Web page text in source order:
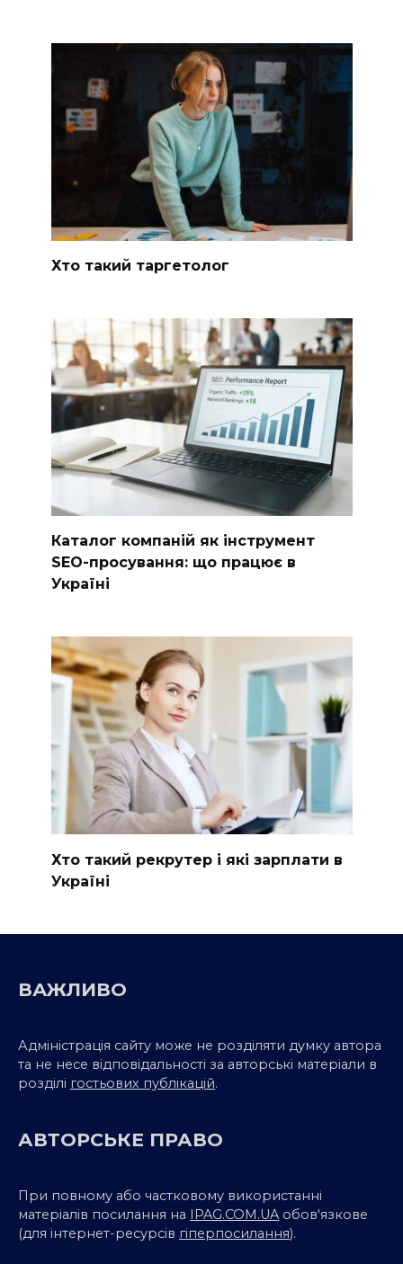
Хто такий таргетолог
Каталог компаній як інструмент
SEO-просування: що працює в
Україні
Хто такий рекрутер і які зарплати в
Україні
ВАЖЛИВО
Адміністрація сайту може не розділяти думку автора
та не несе відповідальності за авторські матеріали в
розділі гостьових публікацій.
АВТОРСЬКЕ ПРАВО
При повному або частковому використанні
матеріалів посилання на IPAG.COM.UA обов'язкове
(для інтернет-ресурсів гіперпосилання).